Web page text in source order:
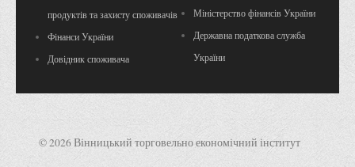
продуктів та захисту споживачів
Фінанси України
Довідник споживача
Міністерство фінансів України
Державна податкова служба
України
© 2026 Вінницький торговельно економічний інститут